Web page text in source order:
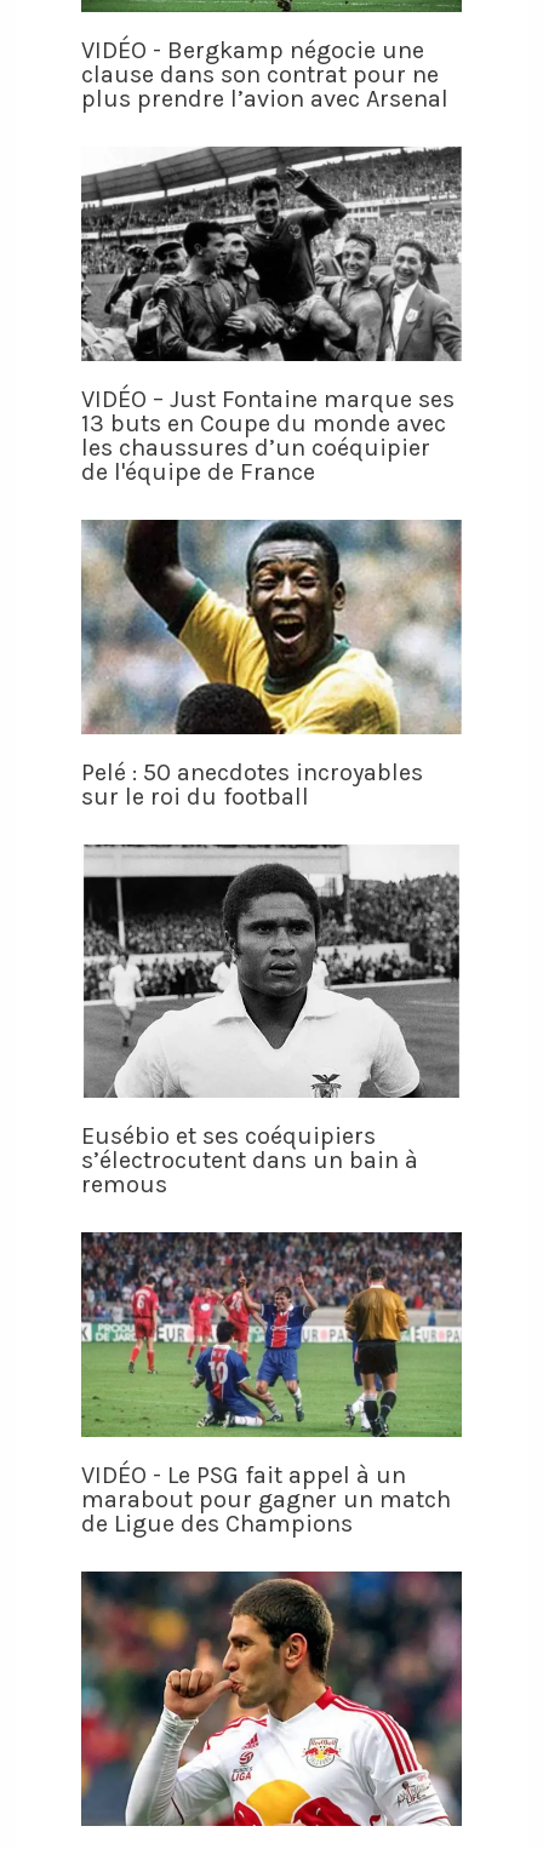
VIDÉO - Bergkamp négocie une
clause dans son contrat pour ne
plus prendre l’avion avec Arsenal
VIDÉO – Just Fontaine marque ses
13 buts en Coupe du monde avec
les chaussures d’un coéquipier
de l'équipe de France
Pelé : 50 anecdotes incroyables
sur le roi du football
Eusébio et ses coéquipiers
s’électrocutent dans un bain à
remous
VIDÉO - Le PSG fait appel à un
marabout pour gagner un match
de Ligue des Champions